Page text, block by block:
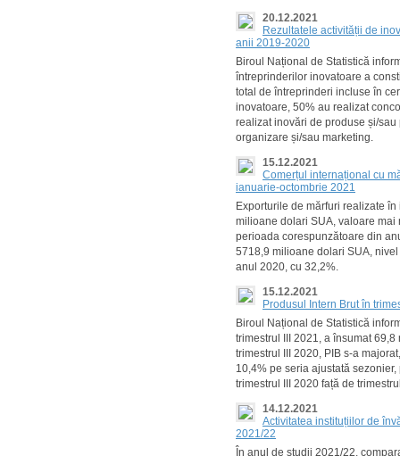
20.12.2021
Rezultatele activității de
anii 2019-2020
Biroul Național de Statistică
întreprinderilor inovatoare a
total de întreprinderi incluse în
inovatoare, 50% au realizat
realizat inovări de produse și/
organizare și/sau marketing.
15.12.2021
Comerțul internațional cu
ianuarie-octombrie 2021
Exporturile de mărfuri realizate
milioane dolari SUA, valoare mai
perioada corespunzătoare din
5718,9 milioane dolari SUA,
anul 2020, cu 32,2%.
15.12.2021
Produsul Intern Brut în
Biroul Național de Statistică
trimestrul III 2021, a însumat
trimestrul III 2020, PIB s-a
10,4% pe seria ajustată
trimestrul III 2020 față de
14.12.2021
Activitatea instituțiilor de
2021/22
În anul de studii 2021/22,